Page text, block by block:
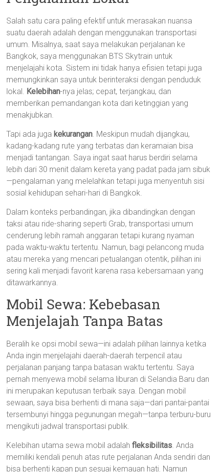
Salah satu cara paling efektif untuk merasakan nuansa
suatu daerah adalah dengan menggunakan transportasi
umum. Misalnya, saat saya melakukan perjalanan ke
Bangkok, saya menggunakan BTS Skytrain untuk
menjelajahi kota. Sistem ini tidak hanya efisien tetapi juga
memungkinkan saya untuk berinteraksi dengan penduduk
lokal. Kelebihan-nya jelas; cepat, terjangkau, dan
memberikan pemandangan kota dari ketinggian yang
menakjubkan.
Tapi ada juga kekurangan. Meskipun mudah dijangkau,
kadang-kadang rute yang terbatas dan keramaian bisa
menjadi tantangan. Saya ingat saat harus berdiri selama
lebih dari 30 menit dalam kereta yang padat pada jam sibuk
—pengalaman yang melelahkan tetapi juga menyentuh sisi
sosial kehidupan sehari-hari di Bangkok.
Dalam konteks perbandingan, jika dibandingkan dengan
taksi atau ride-sharing seperti Grab, transportasi umum
cenderung lebih ramah anggaran tetapi kurang nyaman
pada waktu-waktu tertentu. Namun, bagi pelancong muda
atau mereka yang mencari petualangan otentik, pilihan ini
sering kali menjadi favorit karena rasa kebersamaan yang
ditawarkannya.
Mobil Sewa: Kebebasan
Menjelajah Tanpa Batas
Beralih ke opsi mobil sewa—ini adalah pilihan lainnya ketika
Anda ingin menjelajahi daerah-daerah terpencil atau
perjalanan panjang tanpa batasan waktu tertentu. Saya
pernah menyewa mobil selama liburan di Selandia Baru dan
ini merupakan keputusan terbaik saya. Dengan mobil
sewaan, saya bisa berhenti di mana saja—dari pantai-pantai
tersembunyi hingga pegunungan megah—tanpa terburu-buru
mengikuti jadwal transportasi publik.
Kelebihan utama sewa mobil adalahfleksibilitas. Anda
memiliki kendali penuh atas rute perjalanan Anda sendiri dan
bisa berhenti kapan pun sesuai kemauan hati. Namun